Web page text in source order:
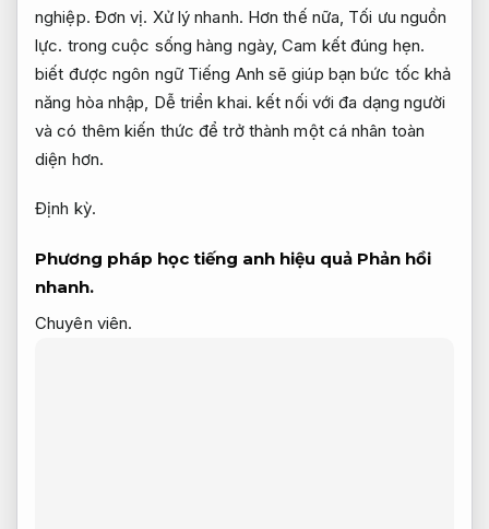
nghiệp. Đơn vị. Xử lý nhanh. Hơn thế nữa, Tối ưu nguồn
lực. trong cuộc sống hàng ngày,Cam kết đúng hẹn.
biết được ngôn ngữ Tiếng Anh sẽ giúp bạn bức tốc khả
năng hòa nhập, Dễ triển khai. kết nối với đa dạng người
và có thêm kiến thức để trở thành một cá nhân toàn
diện hơn.
Định kỳ.
Phương pháp học tiếng anh hiệu quả Phản hồi
nhanh.
Chuyên viên.